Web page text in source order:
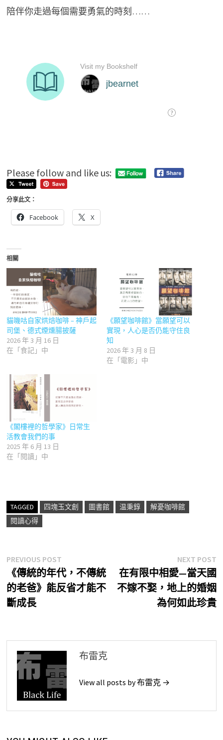
陪伴你走過每個需要勇氣的時刻……
Please follow and like us:
分享此文：
Facebook X
相關
貓嘰咕自家烘焙咖啡 – 神戶起
司堡、德式煙燻腸披薩
2026 年 3 月 16 日
在「食記」中
《願望咖啡館》當願望可以
實現，人心是否仍能守住良
知
2026 年 3 月 8 日
在「電影」中
《閣樓裡的哲學家》日常生
活教會我們的事
2025 年 6 月 13 日
在「閱讀」中
TAGGED 四塊玉文創 圖書館 温秉錞
解憂咖啡館
閱讀心得
文
章
導
PREVIOUS POSTPrevious
post:
《傳統的年代，不傳統
的老爸》能反省才能不
斷成長
NEXT POST
在有限中相愛—當天國
不嫁不娶，地上的婚姻
為何如此珍貴
布雷克
View all posts by 布雷克 →